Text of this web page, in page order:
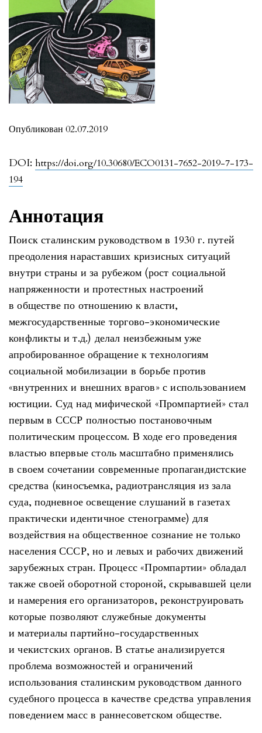
DOI: https://doi.org/10.30680/ECO0131-7652-2019-7-173-
194
Опубликован 02.07.2019
Аннотация
Поиск сталинским руководством в 1930 г. путей
преодоления нараставших кризисных ситуаций
внутри страны и за рубежом (рост социальной
напряженности и протестных настроений
в обществе по отношению к власти,
межгосударственные торгово-экономические
конфликты и т.д.) делал неизбежным уже
апробированное обращение к технологиям
социальной мобилизации в борьбе против
«внутренних и внешних врагов» с использованием
юстиции. Суд над мифической «Промпартией» стал
первым в СССР полностью постановочным
политическим процессом. В ходе его проведения
властью впервые столь масштабно применялись
в своем сочетании современные пропагандистские
средства (киносъемка, радиотрансляция из зала
суда, подневное освещение слушаний в газетах
практически идентичное стенограмме) для
воздействия на общественное сознание не только
населения СССР, но и левых и рабочих движений
зарубежных стран. Процесс «Промпартии» обладал
также своей оборотной стороной, скрывавшей цели
и намерения его организаторов, реконструировать
которые позволяют служебные документы
и материалы партийно-государственных
и чекистских органов. В статье анализируется
проблема возможностей и ограничений
использования сталинским руководством данного
судебного процесса в качестве средства управления
поведением масс в раннесоветском обществе.